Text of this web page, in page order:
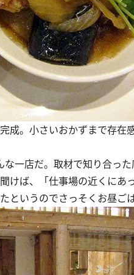
成。小さいおかずまで存在
な一店だ。取材で知り合っ
けば、「仕事場の近くに
いうのでさっそくお昼ご